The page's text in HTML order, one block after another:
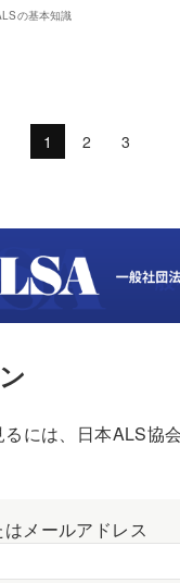
の基本知識
1 2 3
には、日本ALS協
メールアドレス